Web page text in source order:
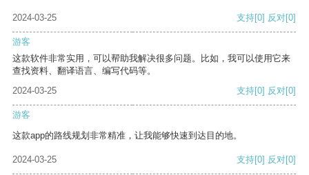
2024-03-25 支持[0] 反对[0]
游客
这款软件非常实用，可以帮助我解决很多问题。比如，我可以使用它来
查找资料、翻译语言、编写代码等。
2024-03-25
支持[0] 反对[0]
游客
这款app的路线规划非常精准，让我能够快速到达目的地。
2024-03-25 支持[0] 反对[0]